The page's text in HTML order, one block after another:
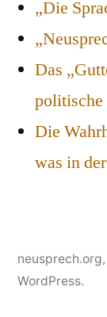
„Die
Das
politische
Die
was in
neusprech.org,
WordPress.